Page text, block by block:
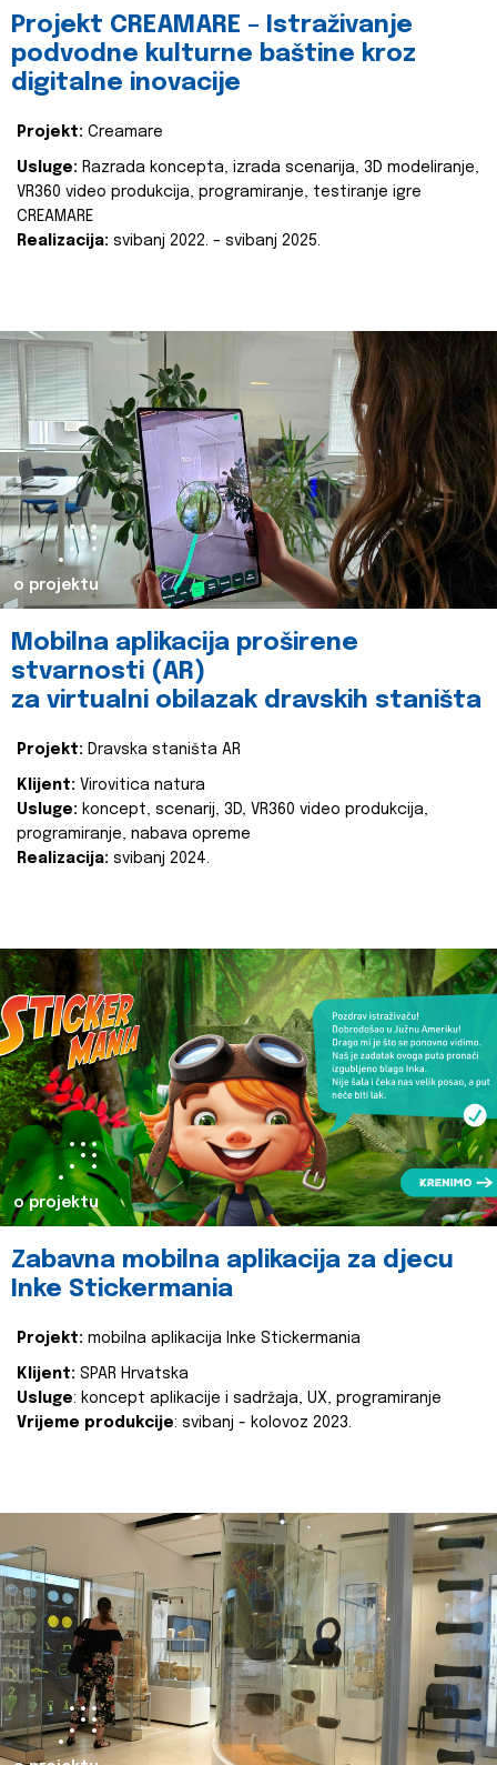
Projekt CREAMARE – Istraživanje
podvodne kulturne baštine kroz
digitalne inovacije
Projekt: Creamare
Usluge: Razrada koncepta, izrada scenarija, 3D modeliranje,
VR360 video produkcija, programiranje, testiranje igre
CREAMARE
Realizacija: svibanj 2022. – svibanj 2025.
o projektu
Mobilna aplikacija proširene
stvarnosti (AR)
za virtualni obilazak dravskih staništa
Projekt: Dravska staništa AR
Klijent: Virovitica natura
Usluge: koncept, scenarij, 3D, VR360 video produkcija,
programiranje, nabava opreme
Realizacija: svibanj 2024.
o projektu
Zabavna mobilna aplikacija za djecu
Inke Stickermania
Projekt: mobilna aplikacija Inke Stickermania
Klijent: SPAR Hrvatska
Usluge: koncept aplikacije i sadržaja, UX, programiranje
Vrijeme produkcije: svibanj - kolovoz 2023.